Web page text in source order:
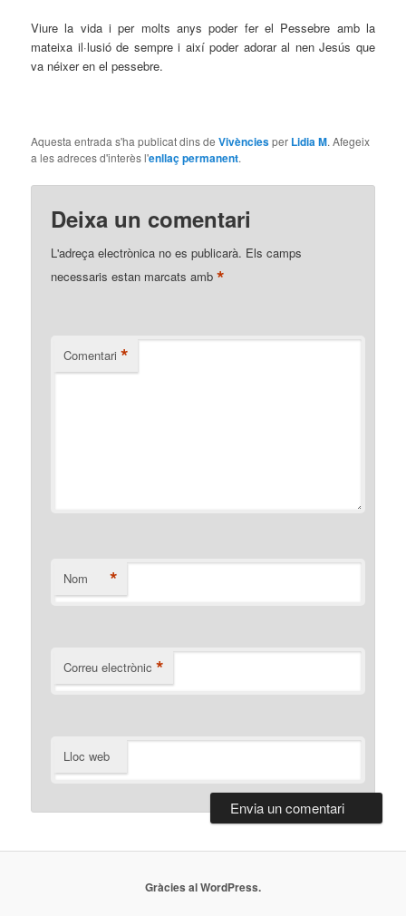
Viure la vida i per molts anys poder fer el Pessebre amb la
mateixa il·lusió de sempre i així poder adorar al nen Jesús que
va néixer en el pessebre.
Aquesta entrada s'ha publicat dins deVivènciesper Lidia M. Afegeix
a les adreces d'interès l'enllaç permanent.
Deixa un comentari
L'adreça electrònica no es publicarà. Els camps
necessaris estan marcats amb*
Comentari *
Nom *
Correu electrònic *
Lloc web
Gràcies al WordPress.